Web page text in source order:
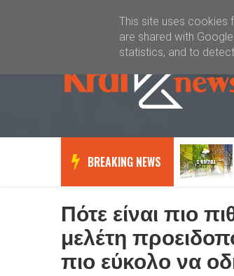
Καλώς ήλθατε Kral News
BREAKING NEWS
Πως λειτουργεί το
γυναικείο μυαλό σε σχέση με το
Πότε είναι πιο
μελέτη
πιο εύκολο να
This site uses cookies
are shared with
statistics, and to